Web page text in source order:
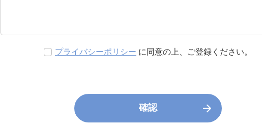
プライバシーポリシー に同意の上、ご登録ください。
確認